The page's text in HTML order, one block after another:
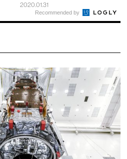
2020.01.31
Recommended by